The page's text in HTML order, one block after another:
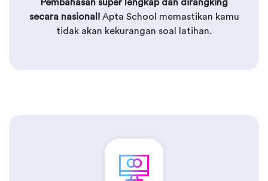
Pembahasan super lengkap dan dirangking
secara nasional!Apta School memastikan kamu
tidak akan kekurangan soal latihan.